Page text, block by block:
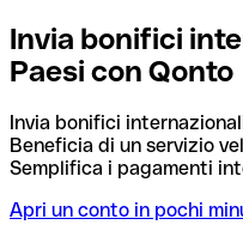
Invia bonifici
Paesi con Qonto
Invia bonifici
Beneficia di un servizio
Semplifica i pagamenti
Apri un conto in pochi